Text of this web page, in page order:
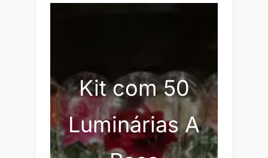
Kit com 50
Luminárias A